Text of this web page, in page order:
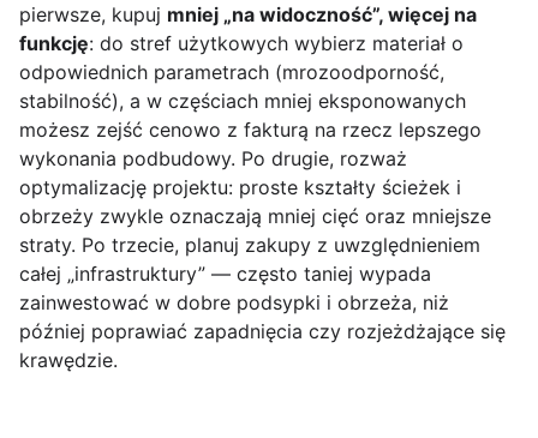
pierwsze, kupuj mniej „na widoczność”, więcej na
funkcję: do stref użytkowych wybierz materiał o
odpowiednich parametrach (mrozoodporność,
stabilność), a w częściach mniej eksponowanych
możesz zejść cenowo z fakturą na rzecz lepszego
wykonania podbudowy. Po drugie, rozważ
optymalizację projektu: proste kształty ścieżek i
obrzeży zwykle oznaczają mniej cięć oraz mniejsze
straty. Po trzecie, planuj zakupy z uwzględnieniem
całej „infrastruktury” — często taniej wypada
zainwestować w dobre podsypki i obrzeża, niż
później poprawiać zapadnięcia czy rozjeżdżające się
krawędzie.